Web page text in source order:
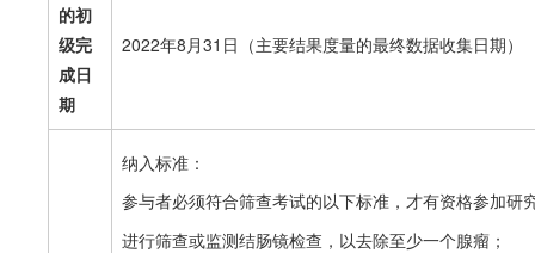
的初
级完
成日
期
2022年8月31日（主要结果度量的最终数据收集日期）
纳入标准：
参与者必须符合筛查考试的以下标准，才有资格参加研
进行筛查或监测结肠镜检查，以去除至少一个腺瘤；